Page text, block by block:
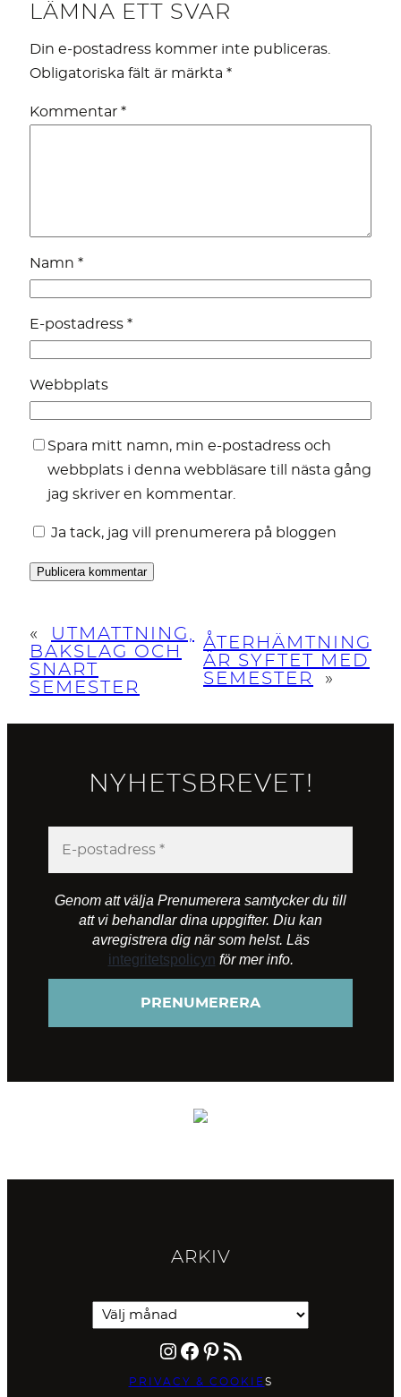
LÄMNA ETT SVAR
Din e-postadress kommer inte publiceras.
Obligatoriska fält är märkta *
Kommentar *
Namn *
E-postadress *
Webbplats
Spara mitt namn, min e-postadress och
webbplats i denna webbläsare till nästa gång
jag skriver en kommentar.
Ja tack, jag vill prenumerera på bloggen
«
UTMATTNING,
BAKSLAG OCH
SNART
SEMESTER
ÅTERHÄMTNING
ÄR SYFTET MED
SEMESTER
»
NYHETSBREVET!
Genom att välja Prenumerera samtycker du till
att vi behandlar dina uppgifter. Diu kan
avregistrera dig när som helst. Läs
integritetspolicyn för mer info.
ARKIV
Instagram Facebook Pinterest RSS-flöde
PRIVACY & COOKIES